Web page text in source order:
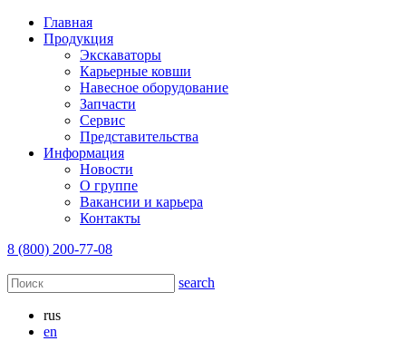
Главная
Продукция
Экскаваторы
Карьерные ковши
Навесное оборудование
Запчасти
Сервис
Представительства
Информация
Новости
О группе
Вакансии и карьера
Контакты
8 (800) 200-77-08
search
rus
en